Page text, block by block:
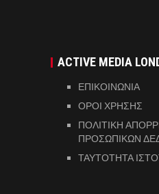
ACTIVE MEDIA
ΕΠΙΚΟΙΝΩΝΙΑ
ΟΡΟΙ ΧΡΗΣΗΣ
ΠΟΛΙΤΙΚΗ
ΠΡΟΣΩΠΙΚΩΝ
ΤΑΥΤΟΤΗΤΑ